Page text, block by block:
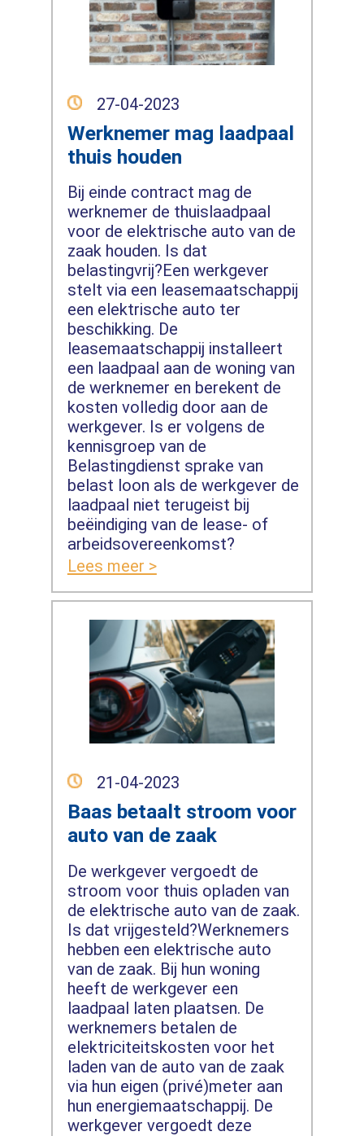
27-04-2023
Werknemer mag laadpaal
thuis houden
Bij einde contract mag de
werknemer de thuislaadpaal
voor de elektrische auto van de
zaak houden. Is dat
belastingvrij?Een werkgever
stelt via een leasemaatschappij
een elektrische auto ter
beschikking. De
leasemaatschappij installeert
een laadpaal aan de woning van
de werknemer en berekent de
kosten volledig door aan de
werkgever. Is er volgens de
kennisgroep van de
Belastingdienst sprake van
belast loon als de werkgever de
laadpaal niet terugeist bij
beëindiging van de lease- of
arbeidsovereenkomst?
Lees meer >
21-04-2023
Baas betaalt stroom voor
auto van de zaak
De werkgever vergoedt de
stroom voor thuis opladen van
de elektrische auto van de zaak.
Is dat vrijgesteld?Werknemers
hebben een elektrische auto
van de zaak. Bij hun woning
heeft de werkgever een
laadpaal laten plaatsen. De
werknemers betalen de
elektriciteitskosten voor het
laden van de auto van de zaak
via hun eigen (privé)meter aan
hun energiemaatschappij. De
werkgever vergoedt deze